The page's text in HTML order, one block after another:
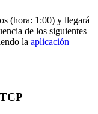
(hora: 1:00) y llegará
de los siguientes
la aplicación